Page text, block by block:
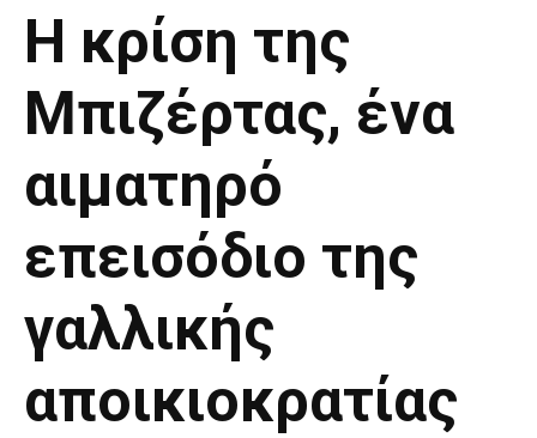
Η κρίση της
Μπιζέρτας, ένα
αιματηρό
επεισόδιο της
γαλλικής
αποικιοκρατίας